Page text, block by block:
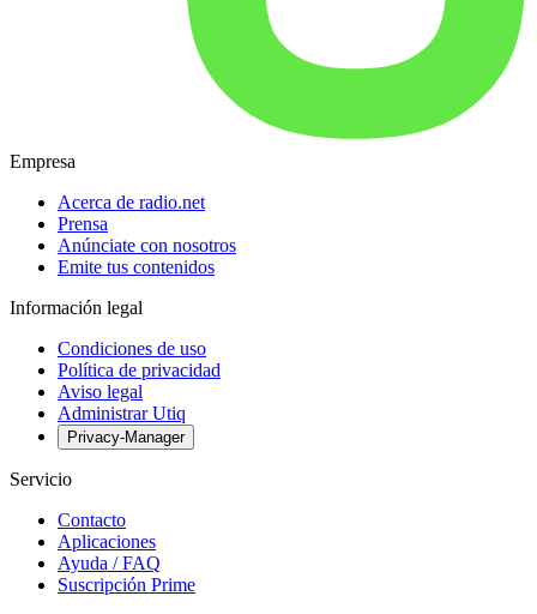
Empresa
Acerca de radio.net
Prensa
Anúnciate con nosotros
Emite tus contenidos
Información legal
Condiciones de uso
Política de privacidad
Aviso legal
Administrar Utiq
Privacy-Manager
Servicio
Contacto
Aplicaciones
Ayuda / FAQ
Suscripción Prime